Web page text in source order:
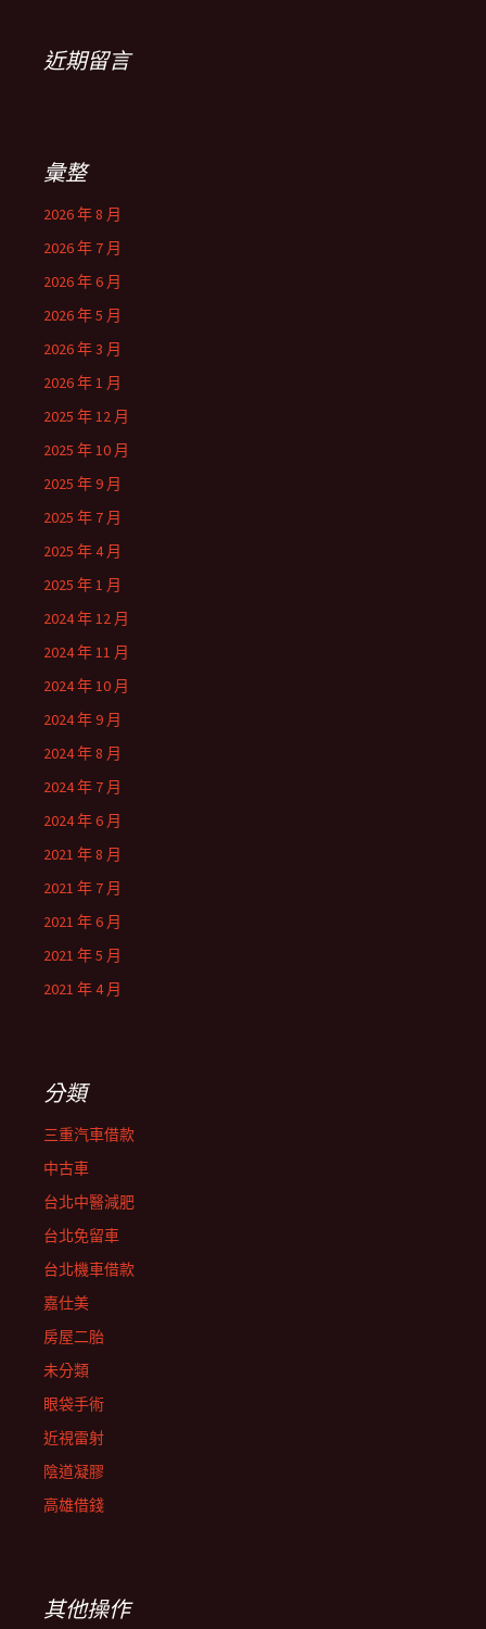
近期留言
彙整
2026 年 8 月
2026 年 7 月
2026 年 6 月
2026 年 5 月
2026 年 3 月
2026 年 1 月
2025 年 12 月
2025 年 10 月
2025 年 9 月
2025 年 7 月
2025 年 4 月
2025 年 1 月
2024 年 12 月
2024 年 11 月
2024 年 10 月
2024 年 9 月
2024 年 8 月
2024 年 7 月
2024 年 6 月
2021 年 8 月
2021 年 7 月
2021 年 6 月
2021 年 5 月
2021 年 4 月
分類
三重汽車借款
中古車
台北中醫減肥
台北免留車
台北機車借款
嘉仕美
房屋二胎
未分類
眼袋手術
近視雷射
陰道凝膠
高雄借錢
其他操作